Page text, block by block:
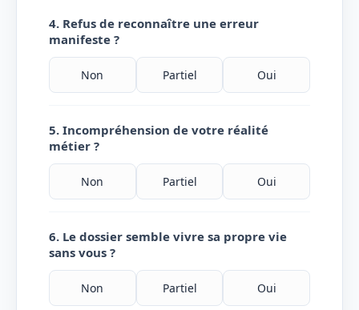
4. Refus de reconnaître une erreur
manifeste ?
Non Partiel Oui
5. Incompréhension de votre réalité
métier ?
Non Partiel Oui
6. Le dossier semble vivre sa propre vie
sans vous ?
Non Partiel Oui